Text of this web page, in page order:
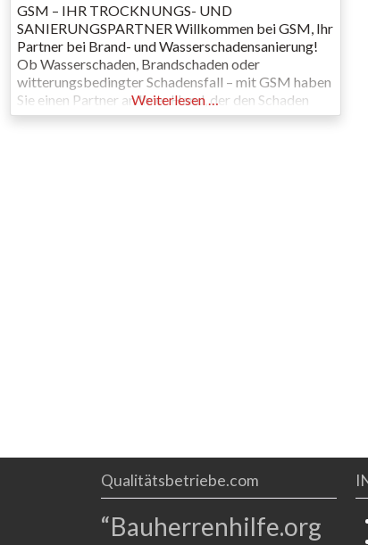
GSM – IHR TROCKNUNGS- UND
SANIERUNGSPARTNER Willkommen bei GSM, Ihr
Partner bei Brand- und Wasserschadensanierung!
Ob Wasserschaden, Brandschaden oder
witterungsbedingter Schadensfall – mit GSM haben
Sie einen Partner an Ihrer Hand, der den Schaden
rasch und professionell behebt.
Weiterlesen …
Qualitätsbetriebe.com
“Bauherrenhilfe.org